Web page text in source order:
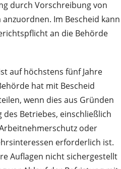
durch Vorschreibung von
Im Bescheid kann
an die Behörde
auf höchstens fünf Jahre
hat mit Bescheid
wenn dies aus Gründen
Betriebes, einschließlich
oder
erforderlich ist.
Auflagen nicht sichergestellt